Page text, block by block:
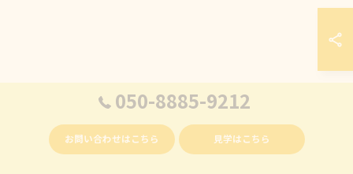
050-8885-9212
お問い合わせはこちら 見学はこちら